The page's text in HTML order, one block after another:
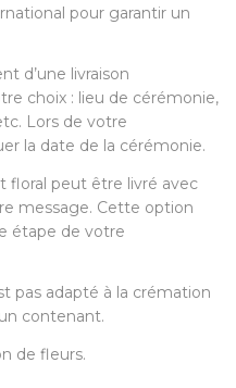
pour garantir un
d’une livraison
choix : lieu de cérémonie,
Lors de votre
la date de la cérémonie.
floral peut être livré avec
message. Cette option
étape de votre
pas adapté à la crémation
contenant.
de fleurs.